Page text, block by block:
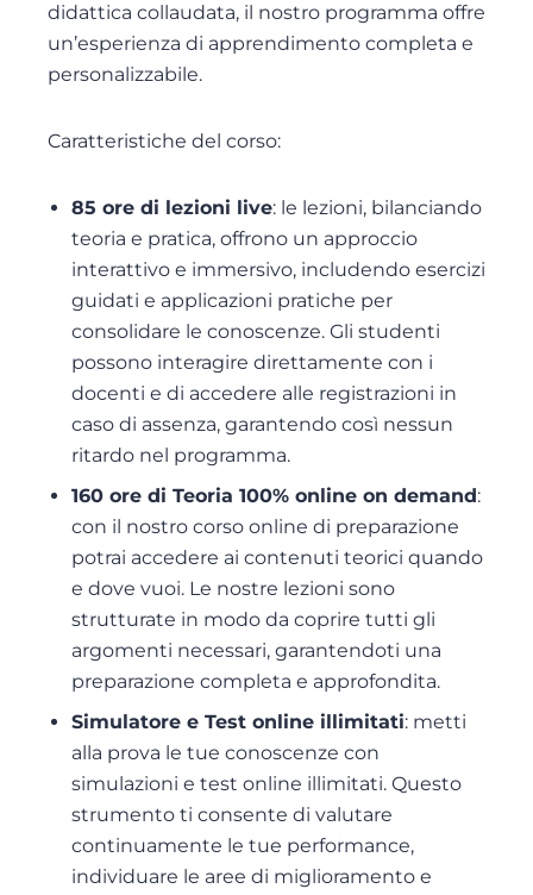
didattica collaudata, il nostro programma offre
un’esperienza di apprendimento completa e
personalizzabile.
Caratteristiche del corso:
85 ore di lezioni live: le lezioni, bilanciando
teoria e pratica, offrono un approccio
interattivo e immersivo, includendo esercizi
guidati e applicazioni pratiche per
consolidare le conoscenze. Gli studenti
possono interagire direttamente con i
docenti e di accedere alle registrazioni in
caso di assenza, garantendo così nessun
ritardo nel programma.
160 ore di Teoria 100% online on demand:
con il nostro corso online di preparazione
potrai accedere ai contenuti teorici quando
e dove vuoi. Le nostre lezioni sono
strutturate in modo da coprire tutti gli
argomenti necessari, garantendoti una
preparazione completa e approfondita.
Simulatore e Test online illimitati: metti
alla prova le tue conoscenze con
simulazioni e test online illimitati. Questo
strumento ti consente di valutare
continuamente le tue performance,
individuare le aree di miglioramento e